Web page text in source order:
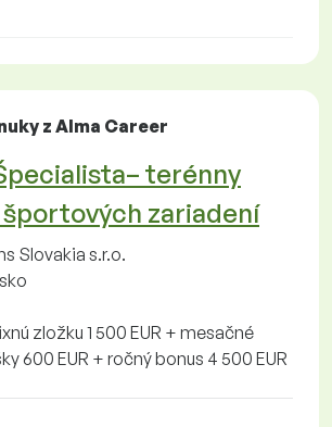
z Alma Career
terénny
zariadení
Slovakia s.r.o.
zložku 1 500 EUR + mesačné
600 EUR + ročný bonus 4 500 EUR